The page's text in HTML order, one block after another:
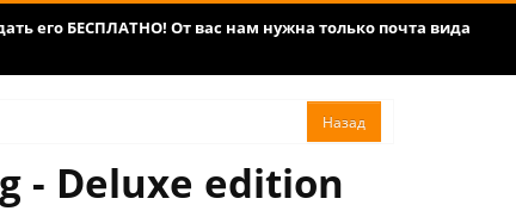
его БЕСПЛАТНО! От вас нам нужна только почта вида
- Deluxe edition